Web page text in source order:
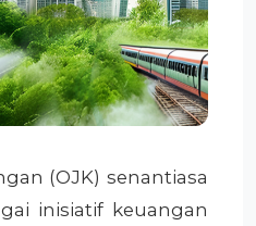
(OJK) senantiasa
inisiatif keuangan